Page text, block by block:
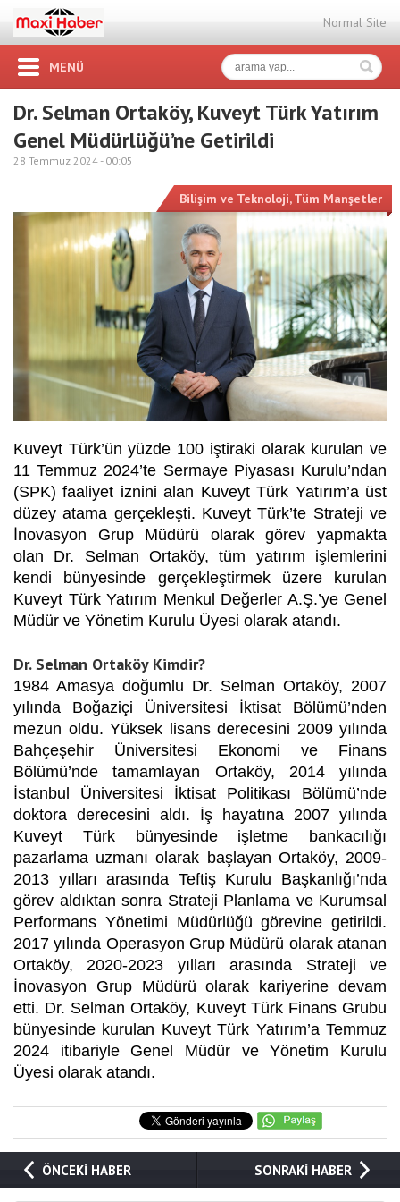
Normal Site
MENÜ
Dr. Selman Ortaköy, Kuveyt Türk Yatırım
Genel Müdürlüğü’ne Getirildi
28 Temmuz 2024 - 00:05
Bilişim ve Teknoloji,Tüm Manşetler
Kuveyt Türk’ün yüzde 100 iştiraki olarak kurulan ve
11 Temmuz 2024’te Sermaye Piyasası Kurulu’ndan
(SPK) faaliyet iznini alan Kuveyt Türk Yatırım’a üst
düzey atama gerçekleşti. Kuveyt Türk’te Strateji ve
İnovasyon Grup Müdürü olarak görev yapmakta
olan Dr. Selman Ortaköy, tüm yatırım işlemlerini
kendi bünyesinde gerçekleştirmek üzere kurulan
Kuveyt Türk Yatırım Menkul Değerler A.Ş.’ye Genel
Müdür ve Yönetim Kurulu Üyesi olarak atandı.
Dr. Selman Ortaköy Kimdir?
1984 Amasya doğumlu Dr. Selman Ortaköy, 2007
yılında Boğaziçi Üniversitesi İktisat Bölümü’nden
mezun oldu. Yüksek lisans derecesini 2009 yılında
Bahçeşehir Üniversitesi Ekonomi ve Finans
Bölümü’nde tamamlayan Ortaköy, 2014 yılında
İstanbul Üniversitesi İktisat Politikası Bölümü’nde
doktora derecesini aldı. İş hayatına 2007 yılında
Kuveyt Türk bünyesinde işletme bankacılığı
pazarlama uzmanı olarak başlayan Ortaköy, 2009-
2013 yılları arasında Teftiş Kurulu Başkanlığı’nda
görev aldıktan sonra Strateji Planlama ve Kurumsal
Performans Yönetimi Müdürlüğü görevine getirildi.
2017 yılında Operasyon Grup Müdürü olarak atanan
Ortaköy, 2020-2023 yılları arasında Strateji ve
İnovasyon Grup Müdürü olarak kariyerine devam
etti. Dr. Selman Ortaköy, Kuveyt Türk Finans Grubu
bünyesinde kurulan Kuveyt Türk Yatırım’a Temmuz
2024 itibariyle Genel Müdür ve Yönetim Kurulu
Üyesi olarak atandı.
ÖNCEKİ HABER SONRAKİ HABER